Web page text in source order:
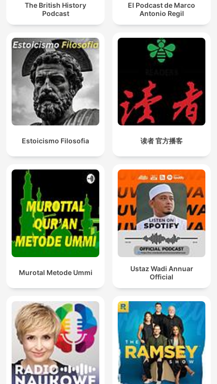
The British History
Podcast
El Podcast de Marco
Antonio Regil
Estoicismo Filosofia 读者 官方播客
Murotal Metode Ummi
Ustaz Wadi Annuar
Official